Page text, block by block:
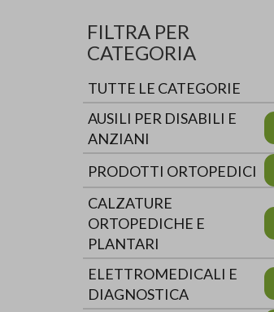
FILTRA PER
CATEGORIA
TUTTE LE CATEGORIE
AUSILI PER DISABILI E
ANZIANI
PRODOTTI ORTOPEDICI
CALZATURE
ORTOPEDICHE E
PLANTARI
ELETTROMEDICALI E
DIAGNOSTICA